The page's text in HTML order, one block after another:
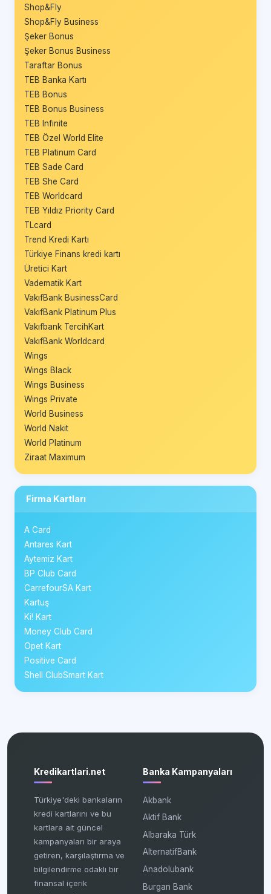
Shop&Fly
Shop&Fly Business
Şeker Bonus
Şeker Bonus Business
Taraftar Bonus
TEB Banka Kartı
TEB Bonus
TEB Bonus Business
TEB Infinite
TEB Özel World Elite
TEB Platinum Card
TEB Sade Card
TEB She Card
TEB Worldcard
TEB Yıldız Priority Card
TLcard
Trend Kredi Kartı
Türkiye Finans kredi kartı
Üretici Kart
Vadematik Kart
VakıfBank BusinessCard
VakıfBank Platinum Plus
Vakıfbank TercihKart
VakıfBank Worldcard
Wings
Wings Black
Wings Business
Wings Private
World Business
World Nakit
World Platinum
Ziraat Maximum
Firma Kartları
A Card
Antares Kart
Aytemiz Kart
BP Club Card
CarrefourSA Kart
Kartuş
Ki! Kart
Money Club Card
Opet Kart
Positive Card
Shell ClubSmart Kart
Kredikartlari.net
Türkiye'deki bankaların
kredi kartlarını ve bu
kartlara ait güncel
kampanyaları bir araya
getiren, karşılaştırma ve
bilgilendirme odaklı bir
finansal içerik
Banka Kampanyaları
Akbank
Aktif Bank
Albaraka Türk
AlternatifBank
Anadolubank
Burgan Bank